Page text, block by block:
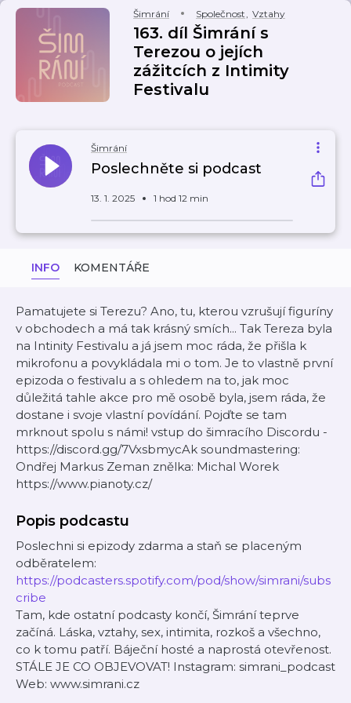
Šimrání Společnost, Vztahy
163. díl Šimrání s
Terezou o jejích
zážitcích z Intimity
Festivalu
Šimrání
Poslechněte si podcast
13. 1. 2025 1 hod 12 min
INFO KOMENTÁŘE
Pamatujete si Terezu? Ano, tu, kterou vzrušují figuríny
v obchodech a má tak krásný smích... Tak Tereza byla
na Intinity Festivalu a já jsem moc ráda, že přišla k
mikrofonu a povykládala mi o tom. Je to vlastně první
epizoda o festivalu a s ohledem na to, jak moc
důležitá tahle akce pro mě osobě byla, jsem ráda, že
dostane i svoje vlastní povídání. Pojďte se tam
mrknout spolu s námi! vstup do šimracího Discordu -
⁠⁠⁠⁠⁠⁠⁠⁠⁠⁠⁠⁠⁠⁠⁠⁠⁠⁠⁠⁠⁠⁠⁠⁠⁠https://discord.gg/7VxsbmycAk⁠⁠⁠⁠⁠⁠⁠⁠⁠⁠⁠⁠⁠⁠⁠⁠⁠⁠⁠⁠⁠⁠⁠ soundmastering:
Ondřej Markus Zeman znělka: Michal Worek
https://www.pianoty.cz/
Popis podcastu
Poslechni si epizody zdarma a staň se placeným
odběratelem:
https://podcasters.spotify.com/pod/show/simrani/subs
cribe
Tam, kde ostatní podcasty končí, Šimrání teprve
začíná. Láska, vztahy, sex, intimita, rozkoš a všechno,
co k tomu patří. Báječní hosté a naprostá otevřenost.
STÁLE JE CO OBJEVOVAT! Instagram: simrani_podcast
Web: www.simrani.cz